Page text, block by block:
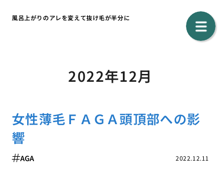
風呂上がりのアレを変えて抜け毛が半分に
2022年12月
女性薄毛ＦＡＧＡ頭頂部への影
響
2022.12.11
AGA